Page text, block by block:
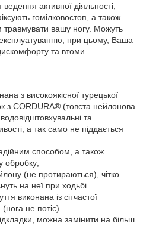
ведення активної діяльності,
гомілковостоп, а також
травмувати вашу ногу. Можуть
при цьому, Ваша
та втоми.
з високоякісної турецької
з CORDURA® (товста нейлонова
та
а так само не піддається
способом, а також
обробку;
(не протираються), чітко
на неї при ходьбі.
виконана із сітчастої
не потіє).
можна замінити на більш